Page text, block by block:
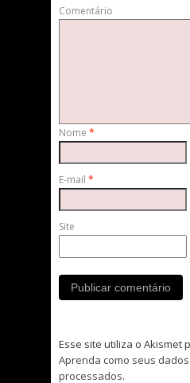
Comentário
Nome *
E-mail *
Site
Esse site utiliza o Akismet
Aprenda como seus
processados.